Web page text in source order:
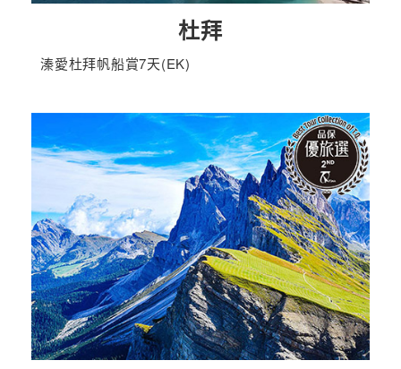
杜拜
溱愛杜拜帆船賞7天(EK)